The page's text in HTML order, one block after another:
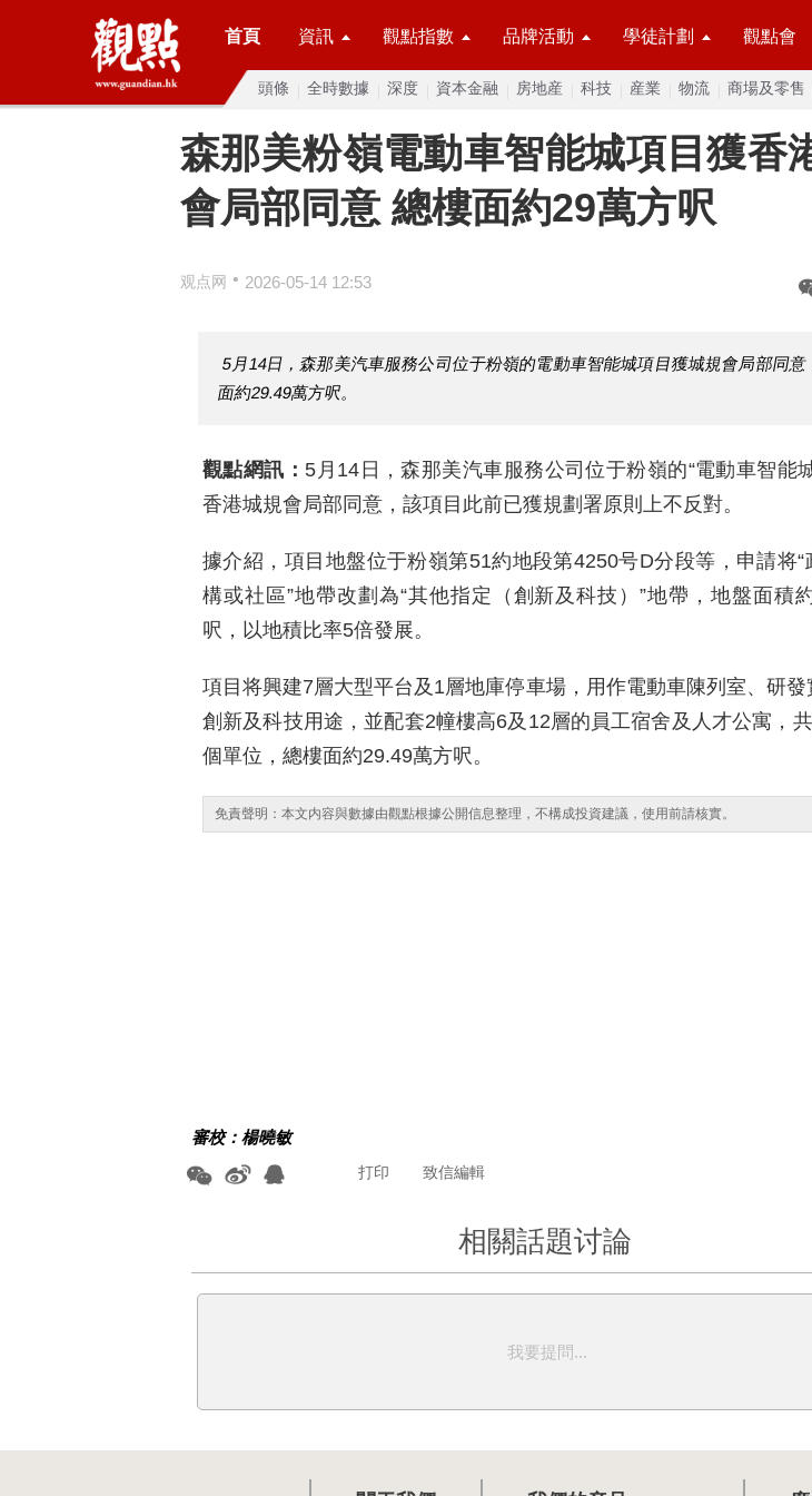
首頁 資訊 觀點指數 品牌活動 學徒計劃 觀點會
頭條 全時數據 深度 資本金融 房地産 科技 産業 物流 商場及零售
森那美粉嶺電動車智能城項目獲香
會局部同意 總樓面約29萬方呎
观点网 • 2026-05-14 12:53
5月14日，森那美汽車服務公司位于粉嶺的電動車智能城項目獲城規會局部同意
面約29.49萬方呎。
觀點網訊： 5月14日，森那美汽車服務公司位于粉嶺的“電動車智能
香港城規會局部同意，該項目此前已獲規劃署原則上不反對。
據介紹，項目地盤位于粉嶺第51約地段第4250号D分段等，申請将“
構或社區”地帶改劃為“其他指定（創新及科技）”地帶，地盤面積
呎，以地積比率5倍發展。
項目将興建7層大型平台及1層地庫停車場，用作電動車陳列室、研發
創新及科技用途，並配套2幢樓高6及12層的員工宿舍及人才公寓，
個單位，總樓面約29.49萬方呎。
免責聲明：本文内容與數據由觀點根據公開信息整理，不構成投資建議，使用前請核實。
審校：楊曉敏
致信編輯
打印
相關話題讨論
我要提問...